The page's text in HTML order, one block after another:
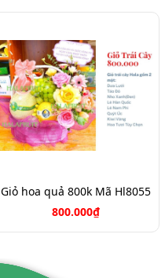
Giỏ hoa quả 800k Mã Hl8055
800.000₫